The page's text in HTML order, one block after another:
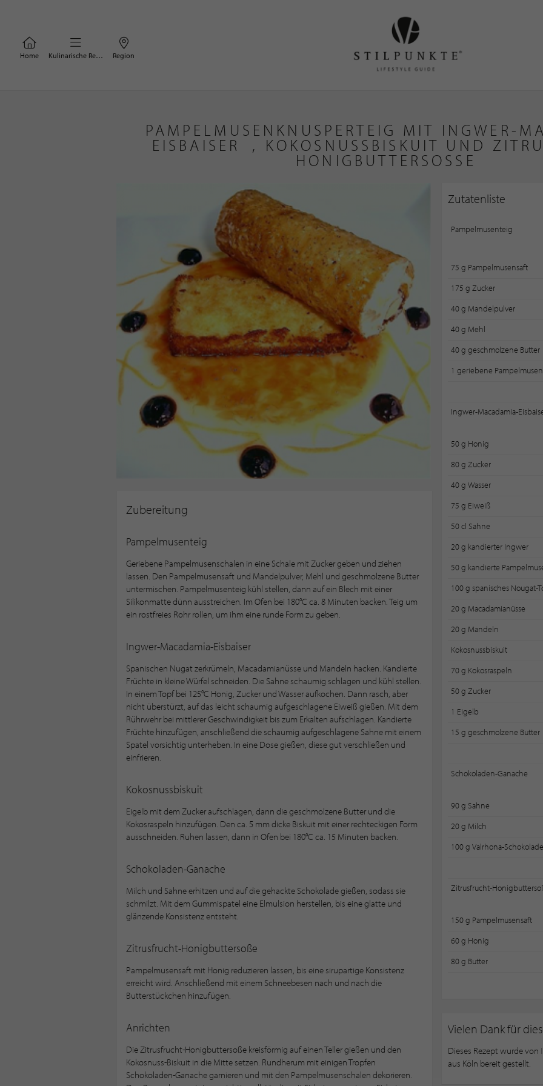
Home Kulinarische Rezepte Region
PAMPELMUSENKNUSPERTEIG MIT INGWER-
EISBAISER , KOKOSNUSSBISKUIT UND
HONIGBUTTERSOSSE
Zubereitung
Pampelmusenteig
Geriebene Pampelmusenschalen in eine Schale mit Zucker geben und ziehen
lassen. Den Pampelmusensaft und Mandelpulver, Mehl und geschmolzene Butter
untermischen. Pampelmusenteig kühl stellen, dann auf ein Blech mit einer
Silikonmatte dünn ausstreichen. Im Ofen bei 180°C ca. 8 Minuten backen. Teig um
ein rostfreies Rohr rollen, um ihm eine runde Form zu geben.
Ingwer-Macadamia-Eisbaiser
Spanischen Nugat zerkrümeln, Macadamianüsse und Mandeln hacken. Kandierte
Früchte in kleine Würfel schneiden. Die Sahne schaumig schlagen und kühl stellen.
In einem Topf bei 125°C Honig, Zucker und Wasser aufkochen. Dann rasch, aber
nicht überstürzt, auf das leicht schaumig aufgeschlagene Eiweiß gießen. Mit dem
Rührwehr bei mittlerer Geschwindigkeit bis zum Erkalten aufschlagen. Kandierte
Früchte hinzufügen, anschließend die schaumig aufgeschlagene Sahne mit einem
Spatel vorsichtig unterheben. In eine Dose gießen, diese gut verschließen und
einfrieren.
Kokosnussbiskuit
Eigelb mit dem Zucker aufschlagen, dann die geschmolzene Butter und die
Kokosraspeln hinzufügen. Den ca. 5 mm dicke Biskuit mit einer rechteckigen Form
ausschneiden. Ruhen lassen, dann in Ofen bei 180°C ca. 15 Minuten backen.
Schokoladen-Ganache
Milch und Sahne erhitzen und auf die gehackte Schokolade gießen, sodass sie
schmilzt. Mit dem Gummispatel eine Elmulsion herstellen, bis eine glatte und
glänzende Konsistenz entsteht.
Zitrusfrucht-Honigbuttersoße
Pampelmusensaft mit Honig reduzieren lassen, bis eine sirupartige Konsistenz
erreicht wird. Anschließend mit einem Schneebesen nach und nach die
Butterstückchen hinzufügen.
Anrichten
Die Zitrusfrucht-Honigbuttersoße kreisförmig auf einen Teller gießen und den
Kokosnuss-Biskuit in die Mitte setzen. Rundherum mit einigen Tropfen
Schokoladen-Ganache garnieren und mit den Pampelmusenschalen dekorieren.
Zutatenliste
Pampelmusenteig
75 g Pampelmusensaft
175 g Zucker
40 g Mandelpulver
40 g Mehl
40 g geschmolzene Butter
1 geriebene
Ingwer-Macadamia-
50 g Honig
80 g Zucker
40 g Wasser
75 g Eiweiß
50 cl Sahne
20 g kandierter Ingwer
50 g kandierte
100 g spanisches Nougat-
20 g Macadamianüsse
20 g Mandeln
Kokosnussbiskuit
70 g Kokosraspeln
50 g Zucker
1 Eigelb
15 g geschmolzene Butter
Schokoladen-Ganache
90 g Sahne
20 g Milch
100 g Valrhona-Schokolade
Zitrusfrucht-
150 g Pampelmusensaft
60 g Honig
80 g Butter
Vielen Dank für
Dieses Rezept wurde von
aus Köln bereit gestellt.